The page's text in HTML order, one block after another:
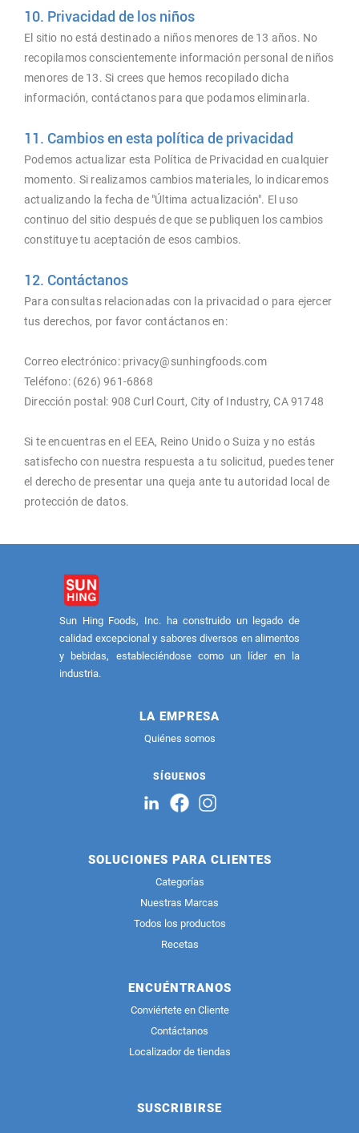
10. Privacidad de los niños
El sitio no está destinado a niños menores de 13 años. No
recopilamos conscientemente información personal de niños
menores de 13. Si crees que hemos recopilado dicha
información, contáctanos para que podamos eliminarla.
11. Cambios en esta política de privacidad
Podemos actualizar esta Política de Privacidad en cualquier
momento. Si realizamos cambios materiales, lo indicaremos
actualizando la fecha de "Última actualización". El uso
continuo del sitio después de que se publiquen los cambios
constituye tu aceptación de esos cambios.
12. Contáctanos
Para consultas relacionadas con la privacidad o para ejercer
tus derechos, por favor contáctanos en:
Correo electrónico: privacy@sunhingfoods.com
Teléfono: (626) 961-6868
Dirección postal: 908 Curl Court, City of Industry, CA 91748
Si te encuentras en el EEA, Reino Unido o Suiza y no estás
satisfecho con nuestra respuesta a tu solicitud, puedes tener
el derecho de presentar una queja ante tu autoridad local de
protección de datos.
Sun Hing Foods, Inc. ha construido un legado de
calidad excepcional y sabores diversos en alimentos
y bebidas, estableciéndose como un líder en la
industria.
LA EMPRESA
Quiénes somos
SÍGUENOS
SOLUCIONES PARA CLIENTES
Categorías
Nuestras Marcas
Todos los productos
Recetas
ENCUÉNTRANOS
Conviértete en Cliente
Contáctanos
Localizador de tiendas
SUSCRIBIRSE